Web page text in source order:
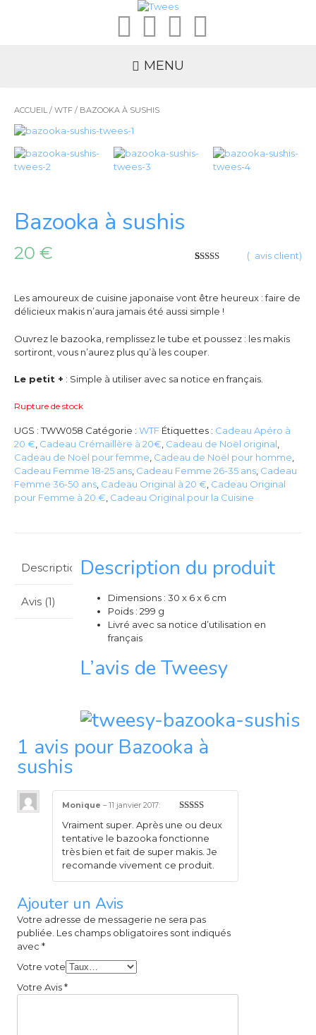
MENU
ACCUEIL / WTF / BAZOOKA À SUSHIS
Bazooka à sushis
( avis client)
20 €
Les amoureux de cuisine japonaise vont être heureux : faire de
délicieux makis n’aura jamais été aussi simple !
Ouvrez le bazooka, remplissez le tube et poussez : les makis
sortiront, vous n’aurez plus qu’à les couper.
Le petit + : Simple à utiliser avec sa notice en français.
Rupture de stock
UGS :TWW058 Catégorie : WTF Étiquettes : Cadeau Apéro à
20 €, Cadeau Crémaillère à 20€, Cadeau de Noël original,
Cadeau de Noël pour femme, Cadeau de Noël pour homme,
Cadeau Femme 18-25 ans, Cadeau Femme 26-35 ans, Cadeau
Femme 36-50 ans, Cadeau Original à 20 €, Cadeau Original
pour Femme à 20 €, Cadeau Original pour la Cuisine
Description
Avis (1)
Description du produit
Dimensions : 30 x 6 x 6 cm
Poids : 299 g
Livré avec sa notice d’utilisation en
français
L’avis de Tweesy
1 avis pour Bazooka à
sushis
Monique –11 janvier 2017:
Vraiment super. Après une ou deux
tentative le bazooka fonctionne
très bien et fait de super makis. Je
recomande vivement ce produit.
Ajouter un Avis
Votre adresse de messagerie ne sera pas
publiée. Les champs obligatoires sont indiqués
avec*
Votre vote
Votre Avis*